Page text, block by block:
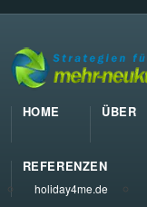
HOME ÜBER
REFERENZEN
holiday4me.de